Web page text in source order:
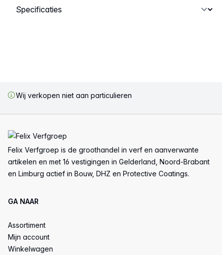
Selecteer een tabblad
Wij verkopen niet aan particulieren
Felix Verfgroep is de groothandel in verf en aanverwante
artikelen en met 16 vestigingen in Gelderland, Noord-Brabant
en Limburg actief in Bouw, DHZ en Protective Coatings.
GA NAAR
Assortiment
Mijn account
Winkelwagen